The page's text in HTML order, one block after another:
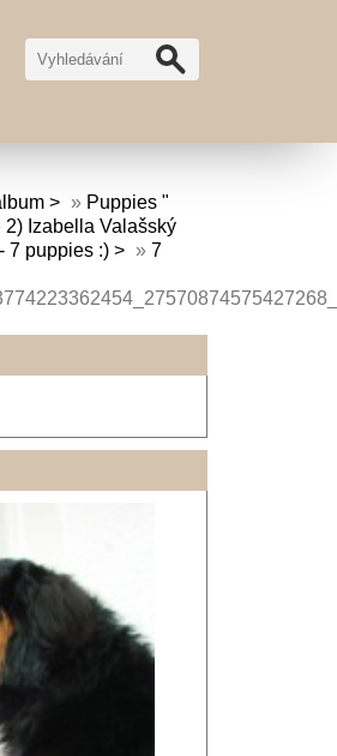
» Puppies "
2) Izabella Valašský
7 puppies :)
» 7